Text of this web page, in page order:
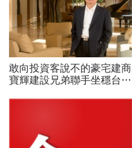
敢向投資客說不的豪宅建商
寶輝建設兄弟聯手坐穩台中